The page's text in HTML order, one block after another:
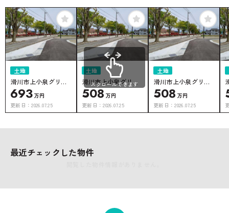
土地
滑川市上小泉グリー
693 万円
更新日：2026.07.25
土地
滑川市上小泉グリー
ンタウン上小泉 4号
地
508 万円
更新日：2026.07.25
土地
滑川市上小泉グリー
ンタウン上小泉 3号
地
508 万円
更新日：2026.07.25
スクロールできます
最近チェックした物件